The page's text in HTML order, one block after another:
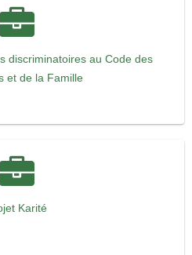
discriminatoires au Code des
et de la Famille
Karité